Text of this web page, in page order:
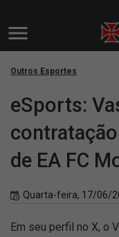
Outros Esportes
eSports:
de EA FC
Quarta-feira, 17/06/
Em seu perfil no X, o